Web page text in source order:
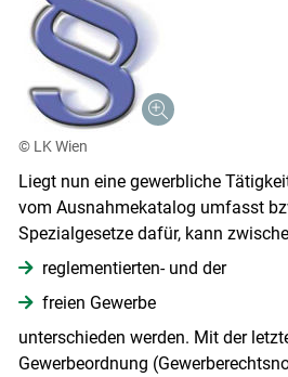
© LK Wien
Liegt nun eine gewerbliche
vom Ausnahmekatalog umfasst
Spezialgesetze dafür, kann
reglementierten- und der
freien Gewerbe
unterschieden werden. Mit der
Gewerbeordnung